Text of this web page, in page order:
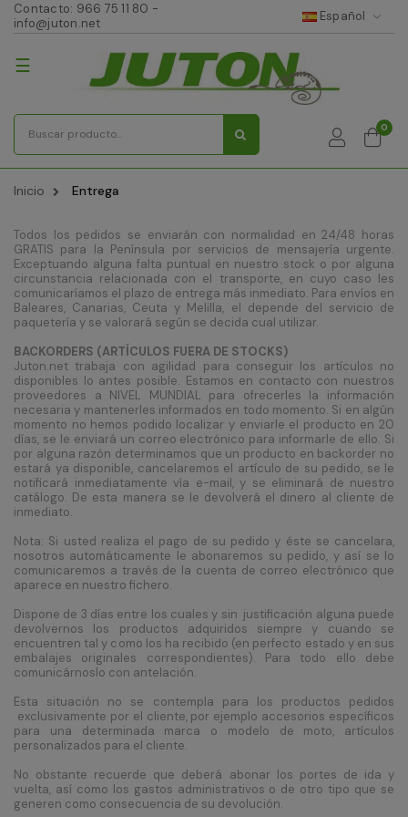
Contacto: 966 75 11 80 -
info@juton.net
Español
0
Navegación
☰
Inicio Entrega
Todos los pedidos se enviarán con normalidad en 24/48 horas
GRATIS para la Península por servicios de mensajería urgente.
Exceptuando alguna falta puntual en nuestro stock o por alguna
circunstancia relacionada con el transporte, en cuyo caso les
comunicaríamos el plazo de entrega más inmediato. Para envíos en
Baleares, Canarias, Ceuta y Melilla, el depende del servicio de
paquetería y se valorará según se decida cual utilizar.
BACKORDERS (ARTÍCULOS FUERA DE STOCKS)
Juton.net trabaja con agilidad para conseguir los artículos no
disponibles lo antes posible. Estamos en contacto con nuestros
proveedores a NIVEL MUNDIAL para ofrecerles la información
necesaria y mantenerles informados en todo momento. Si en algún
momento no hemos podido localizar y enviarle el producto en 20
días, se le enviará un correo electrónico para informarle de ello. Si
por alguna razón determinamos que un producto en backorder no
estará ya disponible, cancelaremos el artículo de su pedido, se le
notificará inmediatamente vía e-mail, y se eliminará de nuestro
catálogo. De esta manera se le devolverá el dinero al cliente de
inmediato.
Nota: Si usted realiza el pago de su pedido y éste se cancelara,
nosotros automáticamente le abonaremos su pedido, y así se lo
comunicaremos a través de la cuenta de correo electrónico que
aparece en nuestro fichero.
Dispone de 3 días entre los cuales y sin justificación alguna puede
devolvernos los productos adquiridos siempre y cuando se
encuentren tal y como los ha recibido (en perfecto estado y en sus
embalajes originales correspondientes). Para todo ello debe
comunicárnoslo con antelación.
Esta situación no se contempla para los productos pedidos
exclusivamente por el cliente, por ejemplo accesorios específicos
para una determinada marca o modelo de moto, artículos
personalizados para el cliente.
No obstante recuerde que deberá abonar los portes de ida y
vuelta, así como los gastos administrativos o de otro tipo que se
generen como consecuencia de su devolución.